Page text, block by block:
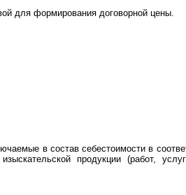
для формирования договорной цены.
в состав себестоимости в
продукции (работ,